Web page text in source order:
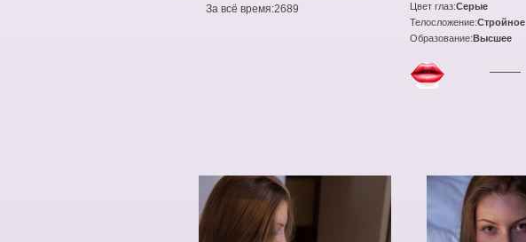
За всё время:2689
Цвет глаз:Серые
Телосложение:Стройное
Образование: Высшее